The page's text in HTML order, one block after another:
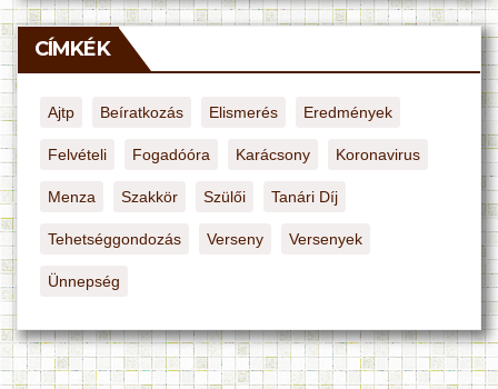
CÍMKÉK
Ajtp Beíratkozás Elismerés Eredmények
Felvételi Fogadóóra Karácsony Koronavirus
Menza Szakkör Szülői Tanári Díj
Tehetséggondozás Verseny Versenyek
Ünnepség